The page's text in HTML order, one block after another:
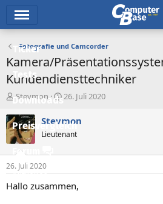
Ticker
Tests
Downloads
Preisvergleich
Forum
Aktuelles
Fotografie und Camcorder
Kamera/
Kundendiensttechniker
E
r
s
t
e
e
r
Stevmon
E
s
e
t
a
26. Juli 2020
Stevmon
Lieutenant
26. Juli 2020
Hallo zusammen,